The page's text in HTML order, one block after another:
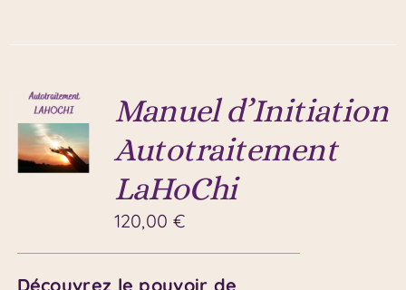
Manuel d’Initiation
Autotraitement
LaHoChi
120,00 €
Découvrez le pouvoir de